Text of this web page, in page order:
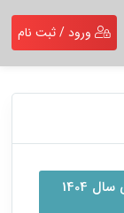
ورود / ثبت نام
آزمونهای آزمایشی شیمی یازدهم قلمچی سال 1404